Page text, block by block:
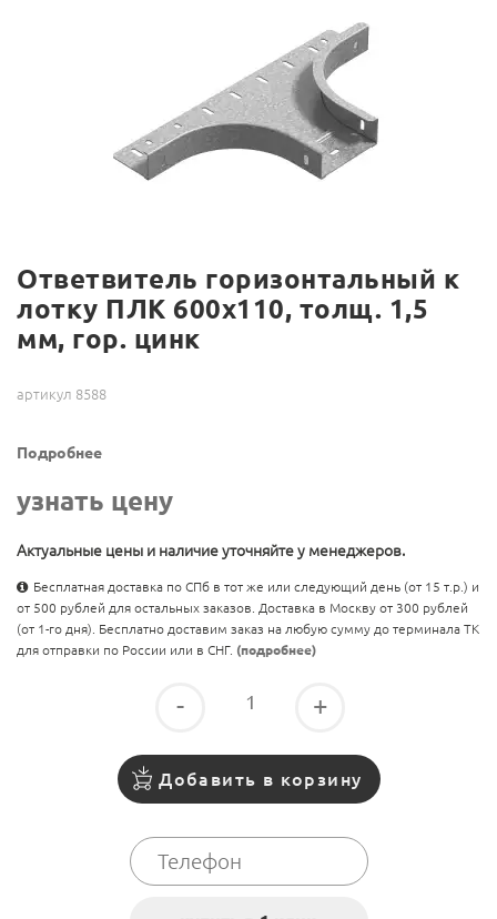
Ответвитель горизонтальный к
лотку ПЛК 600х110, толщ. 1,5
мм, гор. цинк
артикул 8588
Подробнее
узнать цену
Актуальные цены и наличие уточняйте у менеджеров.
Бесплатная доставка по СПб в тот же или следующий день (от 15 т.р.) и
от 500 рублей для остальных заказов. Доставка в Москву от 300 рублей
(от 1-го дня). Бесплатно доставим заказ на любую сумму до терминала ТК
для отправки по России или в СНГ. (подробнее)
- +
Добавить в корзину